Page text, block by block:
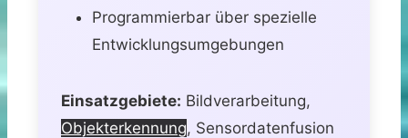
Programmierbar über spezielle
Entwicklungsumgebungen
Einsatzgebiete: Bildverarbeitung,
Objekterkennung, Sensordatenfusion